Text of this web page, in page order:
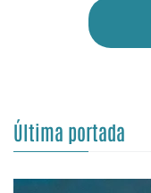
Última portada